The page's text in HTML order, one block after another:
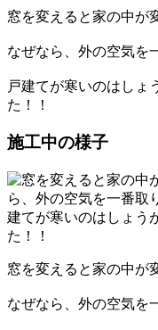
窓を変えると家の中が
なぜなら、外の空気を
戸建てが寒いのはしょ
た！！
施工中の様子
窓を変えると家の中が
なぜなら、外の空気を